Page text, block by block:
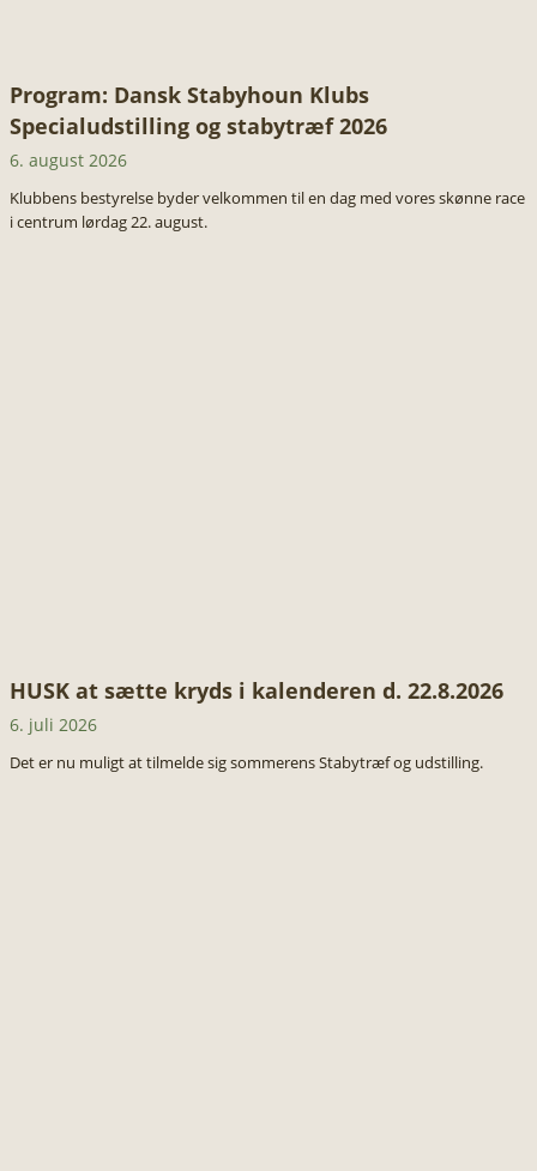
Program: Dansk Stabyhoun Klubs
Specialudstilling og stabytræf 2026
6. august 2026
Klubbens bestyrelse byder velkommen til en dag med vores skønne race
i centrum lørdag 22. august.
HUSK at sætte kryds i kalenderen d. 22.8.2026
6. juli 2026
Det er nu muligt at tilmelde sig sommerens Stabytræf og udstilling.